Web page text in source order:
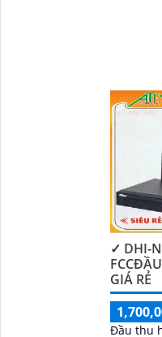
✓ DHI-
GIÁ RẺ
Đầu thu